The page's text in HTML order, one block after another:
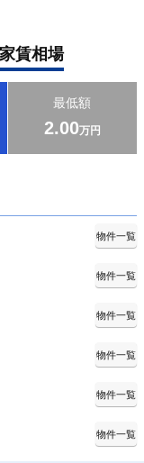
賃相場
最低額
2.00万円
物件一覧
物件一覧
物件一覧
物件一覧
物件一覧
物件一覧